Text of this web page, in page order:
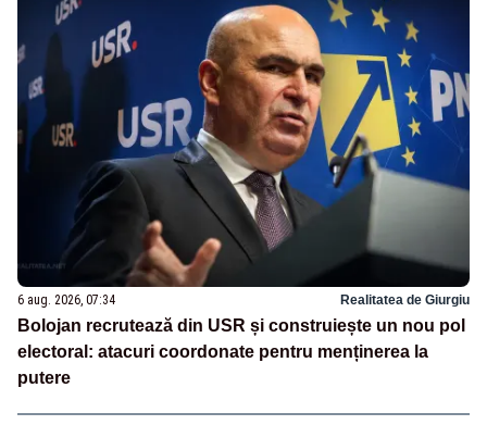
6 aug. 2026, 07:34 Realitatea de Giurgiu
Bolojan recrutează din USR și construiește un nou pol
electoral: atacuri coordonate pentru menținerea la
putere